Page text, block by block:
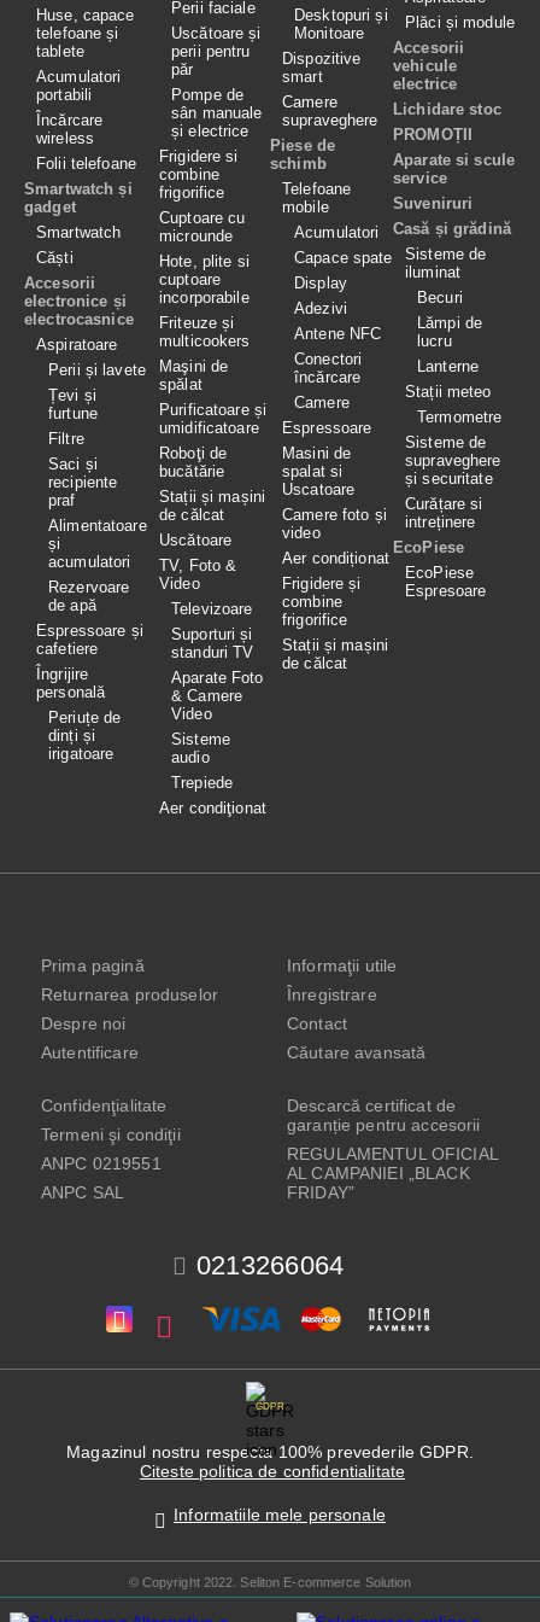
Huse, capace
telefoane și
tablete
Acumulatori
portabili
Încărcare
wireless
Folii telefoane
Smartwatch și
gadget
Smartwatch
Căști
Accesorii
electronice și
electrocasnice
Aspiratoare
Perii și lavete
Țevi și
furtune
Filtre
Saci și
recipiente
praf
Alimentatoare
și
acumulatori
Rezervoare
de apă
Espressoare și
cafetiere
Îngrijire
personală
Periuțe de
dinți și
irigatoare
Perii faciale
Uscătoare și
perii pentru
păr
Pompe de
sân manuale
și electrice
Frigidere si
combine
frigorifice
Cuptoare cu
microunde
Hote, plite si
cuptoare
incorporabile
Friteuze și
multicookers
Maşini de
spălat
Purificatoare și
umidificatoare
Roboţi de
bucătărie
Stații și mașini
de călcat
Uscătoare
TV, Foto &
Video
Televizoare
Suporturi și
standuri TV
Aparate Foto
& Camere
Video
Sisteme
audio
Trepiede
Aer condiţionat
Desktopuri și
Monitoare
Dispozitive
smart
Camere
supraveghere
Piese de
schimb
Telefoane
mobile
Acumulatori
Capace spate
Display
Adezivi
Antene NFC
Conectori
încărcare
Camere
Espressoare
Masini de
spalat si
Uscatoare
Camere foto și
video
Aer condiționat
Frigidere și
combine
frigorifice
Stații și mașini
de călcat
Plăci și module
Accesorii
vehicule
electrice
Lichidare stoc
PROMOȚII
Aparate si scule
service
Suveniruri
Casă și grădină
Sisteme de
iluminat
Becuri
Lămpi de
lucru
Lanterne
Stații meteo
Termometre
Sisteme de
supraveghere
și securitate
Curățare si
intreținere
EcoPiese
EcoPiese
Espresoare
0213266064
Prima pagină
Returnarea produselor
Despre noi
Autentificare
Informaţii utile
Înregistrare
Contact
Căutare avansată
Confidenţialitate
Termeni şi condiţii
ANPC 0219551
ANPC SAL
Descarcă certificat de
garanție pentru accesorii
REGULAMENTUL OFICIAL
AL CAMPANIEI „BLACK
FRIDAY”
GDPR
Magazinul nostru respecta 100% prevederile GDPR.
Citeste politica de confidentialitate
Informatiile mele personale
© Copyright 2022. Seliton E-commerce Solution